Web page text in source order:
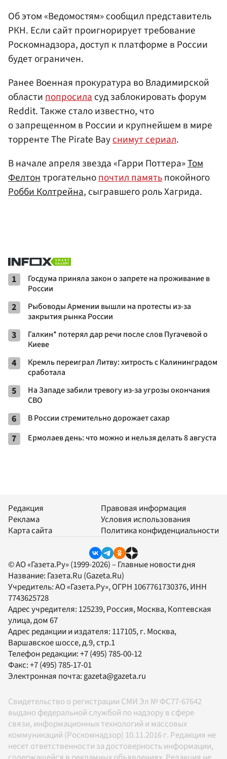
Об этом «Ведомостям» сообщил представитель
РКН. Если сайт проигнорирует требование
Роскомнадзора, доступ к платформе в России
будет ограничен.
Ранее Военная прокуратура во Владимирской
областипопросиласуд заблокировать форум
Reddit. Также стало известно, что
о запрещенном в России и крупнейшем в мире
торренте The Pirate Bayснимут сериал.
В начале апреля звезда «Гарри Поттера»Том
Фелтонтрогательнопочтил памятьпокойного
Робби Колтрейна, сыгравшего роль Хагрида.
1
Госдума приняла закон о запрете на проживание в
России
2
Рыбоводы Армении вышли на протесты из-за
закрытия рынка России
3
Галкин* потерял дар речи после слов Пугачевой о
Киеве
4
Кремль переиграл Литву: хитрость с Калининградом
сработала
5
На Западе забили тревогу из-за угрозы окончания
СВО
6 В России стремительно дорожает сахар
7 Ермолаев день: что можно и нельзя делать 8 августа
Редакция
Реклама
Карта сайта
Правовая информация
Условия использования
Политика конфиденциальности
© АО «Газета.Ру» (1999-2026) – Главные новости дня
Название: Газета.Ru (Gazeta.Ru)
Учредитель:АО «Газета.Ру», ОГРН 1067761730376, ИНН
7743625728
Адрес учредителя: 125239, Россия, Москва, Коптевская
улица, дом 67
Адрес редакции и издателя: 117105, г. Москва,
Варшавское шоссе, д.9, стр.1
Телефон редакции:+7 (495) 785-00-12
Факс:+7 (495) 785-17-01
Электронная почта: gazeta@gazeta.ru
Свидетельство о регистрации СМИ Эл № ФС77-67642
выдано федеральной службой по надзору в сфере
связи, информационных технологий и массовых
коммуникаций (Роскомнадзор) 10.11.2016 г. Редакция не
несет ответственности за достоверность информации,